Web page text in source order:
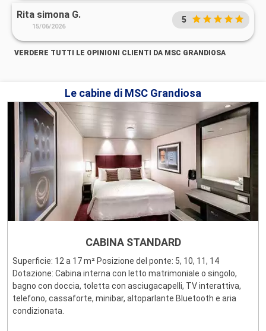
Rita simona G.
15/06/2026
5
VERDERE TUTTI LE OPINIONI CLIENTI DA MSC GRANDIOSA
Le cabine di MSC Grandiosa
CABINA STANDARD
Superficie: 12 a 17 m² Posizione del ponte: 5, 10, 11, 14
Dotazione: Cabina interna con letto matrimoniale o singolo,
bagno con doccia, toletta con asciugacapelli, TV interattiva,
telefono, cassaforte, minibar, altoparlante Bluetooth e aria
condizionata.